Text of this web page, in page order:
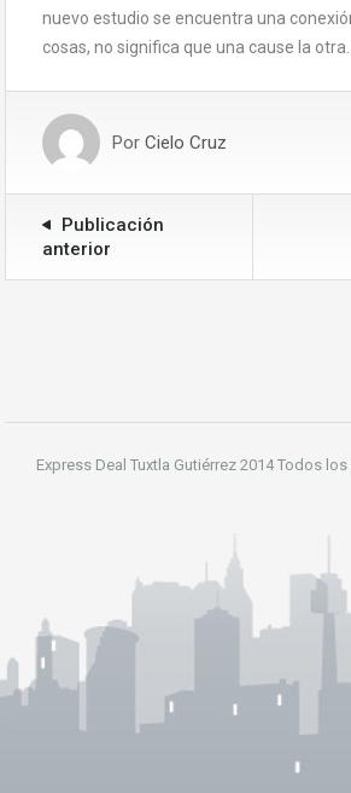
nuevo estudio se encuentra una
cosas, no significa que una cause la otra.
Por Cielo Cruz
Publicación
anterior
Express Deal Tuxtla Gutiérrez 2014 Todos